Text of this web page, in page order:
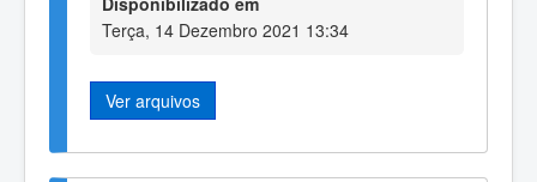
Terça, 14 Dezembro 2021 13:34
Ver arquivos